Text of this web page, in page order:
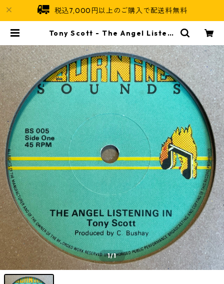
税込7,000円以上のご購入で配送料無料
Tony Scott - The Angel Listeni
ul
1/1